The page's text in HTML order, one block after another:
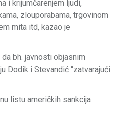
i krijumčarenjem ljudi,
zlouporabama, trgovinom
mita itd, kazao je
bh. javnosti objasnim
Dodik i Stevandić “zatvarajući
listu američkih sankcija